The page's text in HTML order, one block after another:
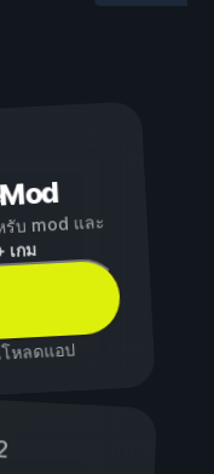
รับ mod และ
เกม
หลดแอป